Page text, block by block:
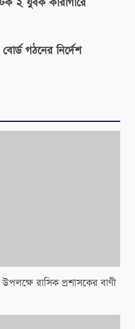
গঠনের নির্দেশ
রাসিক প্রশাসকের বাণী